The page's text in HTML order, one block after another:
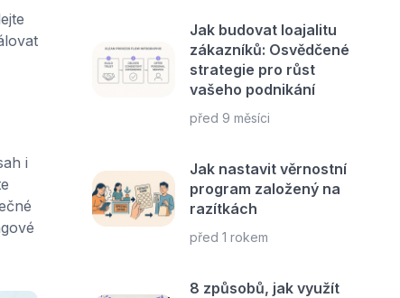
i
Jak budovat loajalitu
zákazníků: Osvědčené
strategie pro růst
vašeho podnikání
před 9 měsíci
Jak nastavit věrnostní
program založený na
razítkách
před 1 rokem
8 způsobů, jak využít